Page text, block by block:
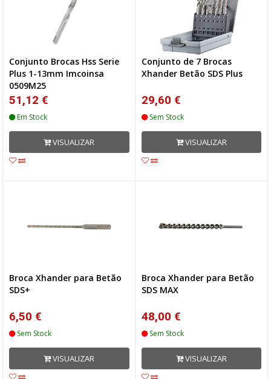
Conjunto Brocas Hss Serie
Plus 1-13mm Imcoinsa
0509M25
51,12 €
Em Stock
VISUALIZAR
Conjunto de 7 Brocas
Xhander Betão SDS Plus
29,60 €
Sem Stock
VISUALIZAR
Broca Xhander para Betão
SDS+
6,50 €
Sem Stock
VISUALIZAR
Broca Xhander para Betão
SDS MAX
48,00 €
Sem Stock
VISUALIZAR